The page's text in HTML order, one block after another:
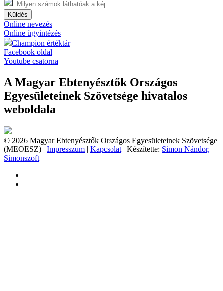
Küldés
Online nevezés
Online ügyintézés
Champion értéktár
Facebook oldal
Youtube csatorna
A Magyar Ebtenyésztők Országos
Egyesületeinek Szövetsége hivatalos
weboldala
© 2026 Magyar Ebtenyésztők Országos Egyesületeinek Szövetsége
(MEOESZ) | Impresszum | Kapcsolat | Készítette: Simon Nándor,
Simonszoft